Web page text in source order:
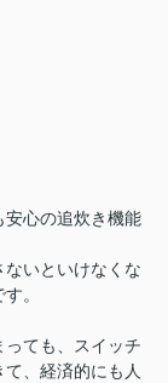
安心の追炊き機能
いといけなくな
。
っても、スイッチ
、経済的にも人